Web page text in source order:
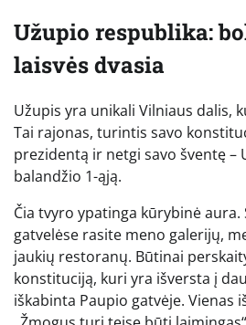
Užupio respublika:
laisvės dvasia
Užupis yra unikali Vilniaus dalis,
Tai rajonas, turintis savo
prezidentą ir netgi savo šventę –
balandžio 1-ąją.
Čia tvyro ypatinga kūrybinė aura.
gatvelėse rasite meno galerijų,
jaukių restoranų. Būtinai
konstituciją, kuri yra išversta į
iškabinta Paupio gatvėje. Vienas